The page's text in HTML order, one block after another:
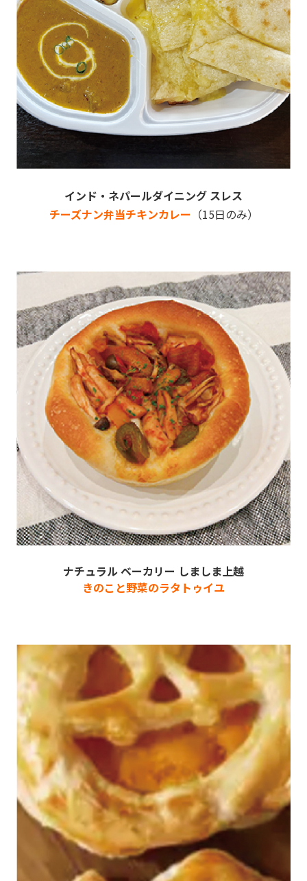
インド・ネパールダイニング スレス
チーズナン弁当チキンカレー （15日のみ）
ナチュラル ベーカリー しましま上越
きのこと野菜のラタトゥイユ